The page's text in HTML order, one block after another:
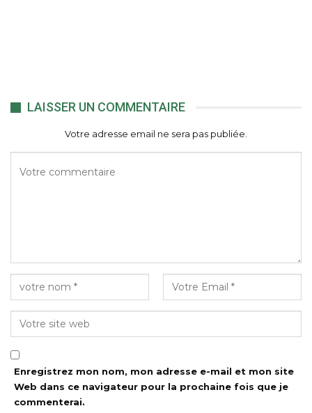
LAISSER UN COMMENTAIRE
Votre adresse email ne sera pas publiée.
Enregistrez mon nom, mon adresse e-mail et mon site
Web dans ce navigateur pour la prochaine fois que je
commenterai.